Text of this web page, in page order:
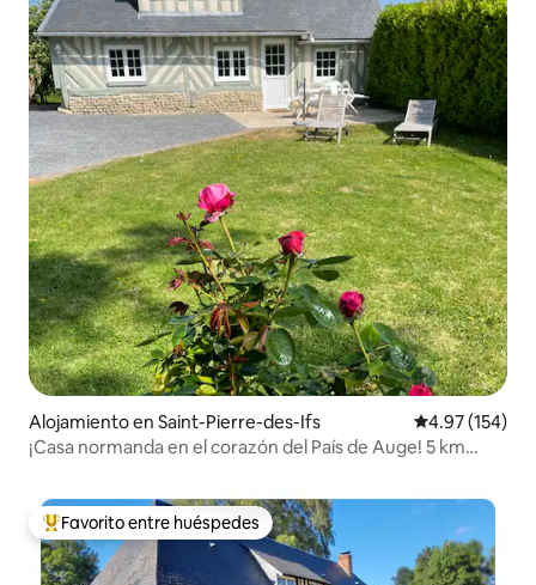
Alojamiento en Saint-Pierre-des-Ifs Calificación
4.97 (154)
¡Casa normanda en el corazón del País de Auge! 5 km
Favorito entre huéspedes preferido
Favorito entre huéspedes